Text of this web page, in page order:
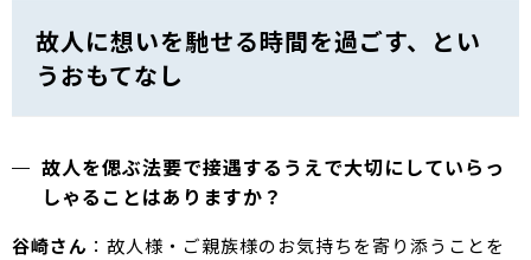
故人に想いを馳せる時間を過ごす、とい
うおもてなし
故人を偲ぶ法要で接遇するうえで大切にしていらっ
しゃることはありますか？
谷崎さん ：故人様・ご親族様のお気持ちを寄り添うことを